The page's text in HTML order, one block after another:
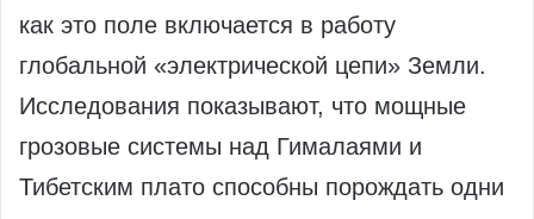
как это поле включается в работу
глобальной «электрической цепи» Земли.
Исследования показывают, что мощные
грозовые системы над Гималаями и
Тибетским плато способны порождать одни